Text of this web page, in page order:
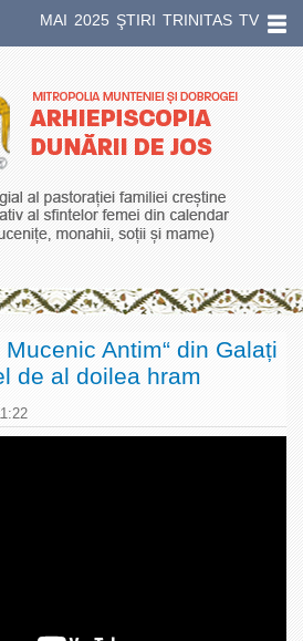
MAI 2025 ŞTIRI TRINITAS TV
Antim“ din Galați
de al doilea hram